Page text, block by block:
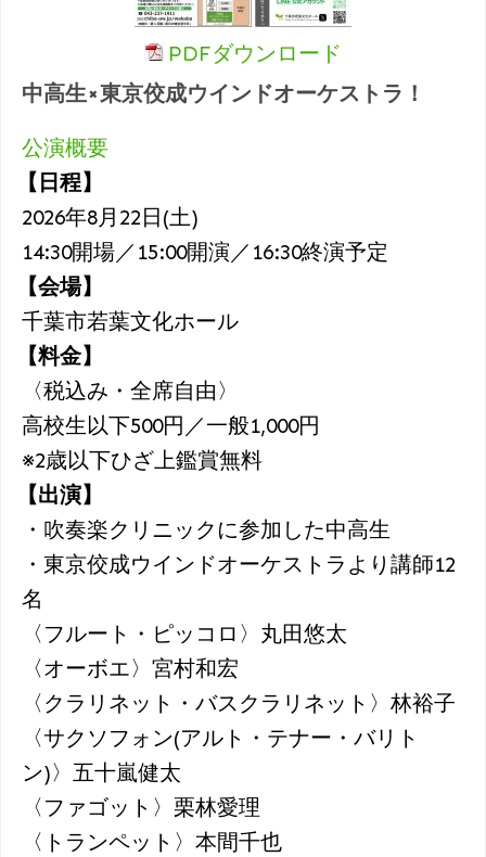
PDFダウンロード
中高生×東京佼成ウインドオーケストラ！
公演概要
【日程】
2026年8月22日(土)
14:30開場／15:00開演／16:30終演予定
【会場】
千葉市若葉文化ホール
【料金】
〈税込み・全席自由〉
高校生以下500円／一般1,000円
※2歳以下ひざ上鑑賞無料
【出演】
・吹奏楽クリニックに参加した中高生
・東京佼成ウインドオーケストラより講師12
名
〈フルート・ピッコロ〉丸田悠太
〈オーボエ〉宮村和宏
〈クラリネット・バスクラリネット〉林裕子
〈サクソフォン(アルト・テナー・バリト
ン)〉五十嵐健太
〈ファゴット〉栗林愛理
〈トランペット〉本間千也